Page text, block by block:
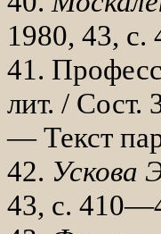
1980, 43,
41.
лит. /
— Текст
42. Ускова
43, с.